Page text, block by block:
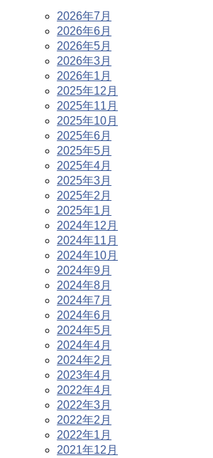
2026年7月
2026年6月
2026年5月
2026年3月
2026年1月
2025年12月
2025年11月
2025年10月
2025年6月
2025年5月
2025年4月
2025年3月
2025年2月
2025年1月
2024年12月
2024年11月
2024年10月
2024年9月
2024年8月
2024年7月
2024年6月
2024年5月
2024年4月
2024年2月
2023年4月
2022年4月
2022年3月
2022年2月
2022年1月
2021年12月